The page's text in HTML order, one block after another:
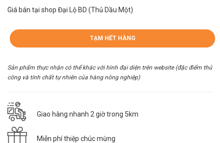
Giá bán tại shop Đại Lộ BD (Thủ Dầu Một)
TẠM HẾT HÀNG
Sản phẩm thực nhận có thể khác với hình đại diện trên website (đặc điểm thủ
công và tính chất tự nhiên của hàng nông nghiệp)
Giao hàng nhanh 2 giờ trong 5km
Miễn phí thiệp chúc mừng